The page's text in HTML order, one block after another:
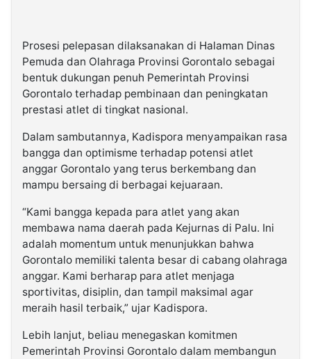
Prosesi pelepasan dilaksanakan di Halaman Dinas
Pemuda dan Olahraga Provinsi Gorontalo sebagai
bentuk dukungan penuh Pemerintah Provinsi
Gorontalo terhadap pembinaan dan peningkatan
prestasi atlet di tingkat nasional.
Dalam sambutannya, Kadispora menyampaikan rasa
bangga dan optimisme terhadap potensi atlet
anggar Gorontalo yang terus berkembang dan
mampu bersaing di berbagai kejuaraan.
“Kami bangga kepada para atlet yang akan
membawa nama daerah pada Kejurnas di Palu. Ini
adalah momentum untuk menunjukkan bahwa
Gorontalo memiliki talenta besar di cabang olahraga
anggar. Kami berharap para atlet menjaga
sportivitas, disiplin, dan tampil maksimal agar
meraih hasil terbaik,” ujar Kadispora.
Lebih lanjut, beliau menegaskan komitmen
Pemerintah Provinsi Gorontalo dalam membangun